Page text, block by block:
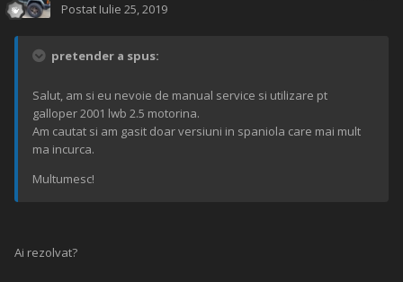
Postat Iulie 25, 2019
pretender a spus:
Salut, am si eu nevoie de manual service si utilizare pt
galloper 2001 lwb 2.5 motorina.
Am cautat si am gasit doar versiuni in spaniola care mai mult
ma incurca.
Multumesc!
Ai rezolvat?